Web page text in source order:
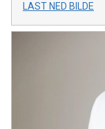
LAST NED BILDE